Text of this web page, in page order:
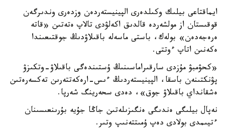
ايماقتاعى بيلىك وكىلدەرى الپينيستەردەن وزدەرى وندىرگەن
قوقىستان از مولشەردە قالدىق اكەلۋدى تالاپ ەتەتىن «قاتە
ەرەجەدەن» بولەك، باستى ماسەلە باقىلاۋدىڭ جوقتىعىندا
ەكەنىن اتاپ ءوتتى.
«كحۋمبۋ مۇزدى سارقىراماسىنىڭ ۇستىندەگى باقىلاۋ-وتكىزۋ
پۋنكتىنەن باسقا، الپينيستەردىڭ ءىس-ارەكەتتەرىن تەكسەرەتىن
ەشقانداي باقىلاۋ جوق»، دەدى سحەرينگ شەرپا.
نەپال بيلىگى ەندىگى ەنگىزىلەتىن جاڭا جۇيە بۇرىنعىسىنان
ءتيىمدى بولادى دەپ ۇمىتتەنىپ وتىر.